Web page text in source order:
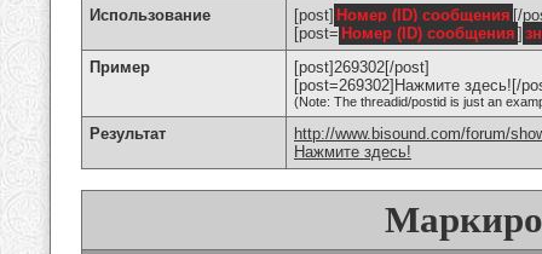
Использование [post] Номер (ID) сообщения [/
[post= Номер (ID) сообщения ]
Пример
[post]269302[/post]
[post=269302]Нажмите здесь![/
(Note: The threadid/postid is just an
Результат
http://www.bisound.com/forum/
Нажмите здесь!